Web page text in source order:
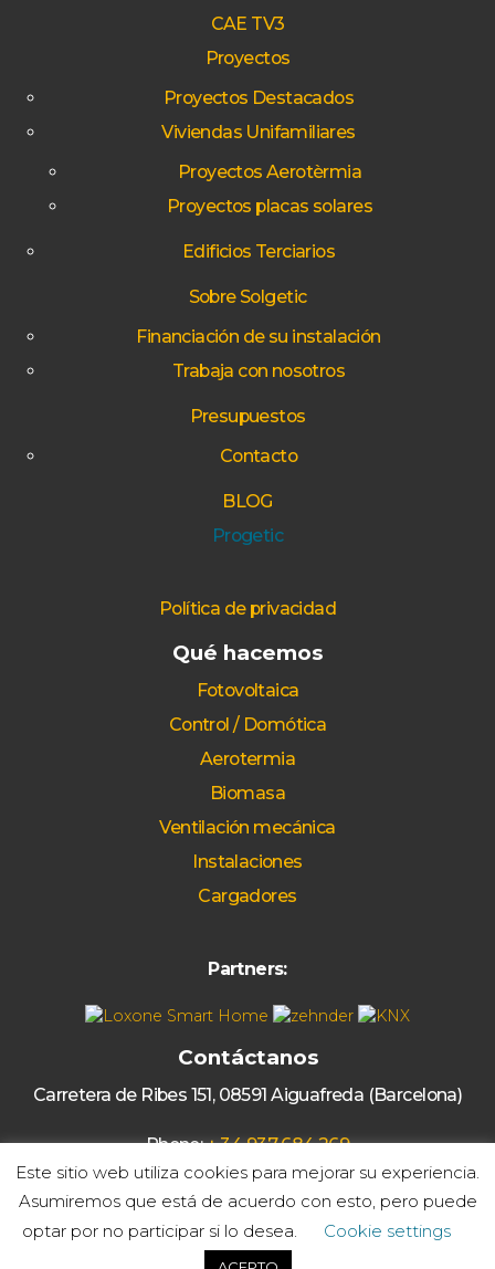
CAE TV3
Proyectos
Proyectos Destacados
Viviendas Unifamiliares
Proyectos Aerotèrmia
Proyectos placas solares
Edificios Terciarios
Sobre Solgetic
Financiación de su instalación
Trabaja con nosotros
Presupuestos
Contacto
BLOG
Progetic
Política de privacidad
Qué hacemos
Fotovoltaica
Control / Domótica
Aerotermia
Biomasa
Ventilación mecánica
Instalaciones
Cargadores
Partners:
Contáctanos
Carretera de Ribes 151, 08591 Aiguafreda (Barcelona)
Phone:+ 34 937 684 269
Email: solgetic@solgetic.com
Web by Ideamatic
Este sitio web utiliza cookies para mejorar su experiencia.
Asumiremos que está de acuerdo con esto, pero puede
optar por no participar si lo desea.
Cookie settings